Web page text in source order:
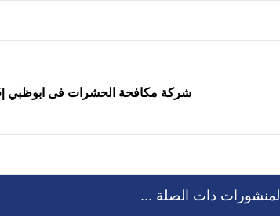
شركة مكافحة الحشرات فى ابوظبي |0507978175|
المنشورات ذات الصلة ...